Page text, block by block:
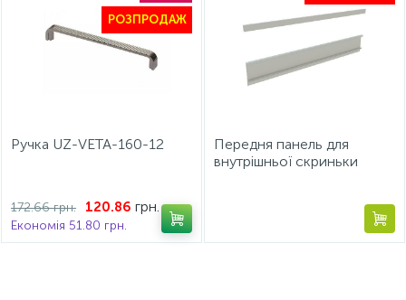
РОЗПРОДАЖ
Ручка UZ-VETA-160-12
120.86 грн.
172.66 грн.
Економія 51.80 грн.
Передня панель для
внутрішньої скриньки